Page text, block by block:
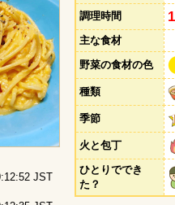
JST
調理時間
主な食材
野菜の食材の色
種類
季節
火と包丁
ひとりででき
た？